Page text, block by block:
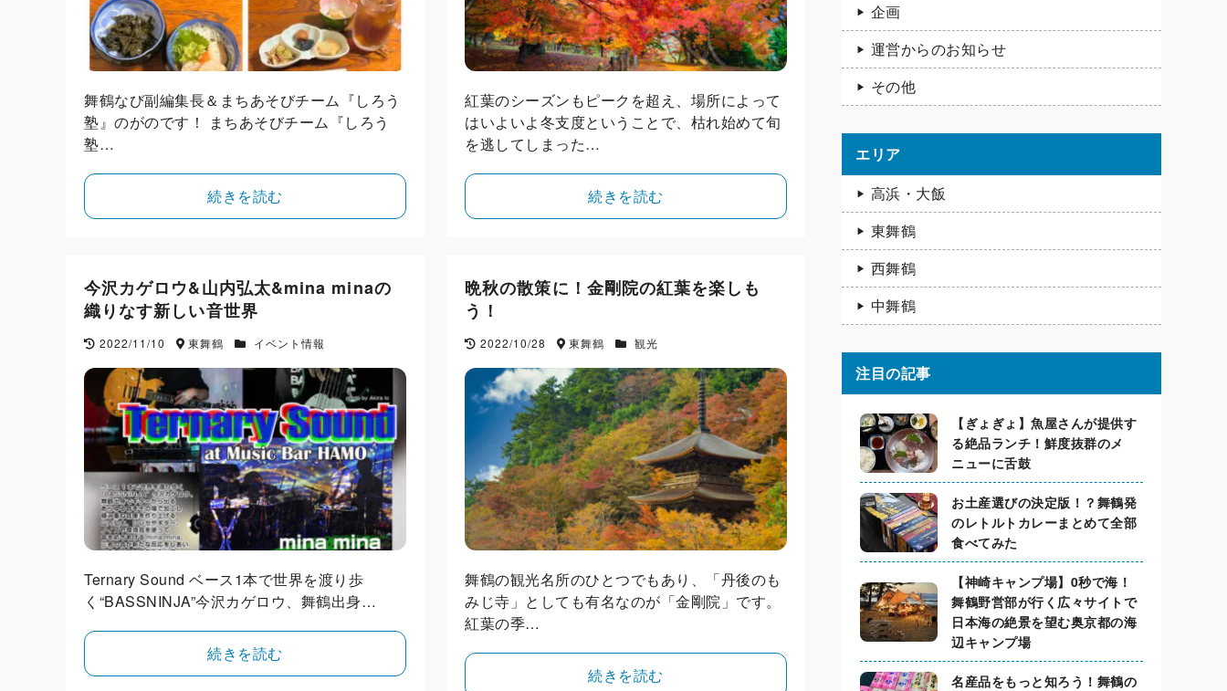
舞鶴なび副編集長＆まちあそびチーム『しろう
塾』のがのです！ まちあそびチーム『しろう
塾…
続きを読む
紅葉のシーズンもピークを超え、場所によって
はいよいよ冬支度ということで、枯れ始めて旬
を逃してしまった…
続きを読む
今沢カゲロウ&山内弘太&mina minaの
織りなす新しい音世界
2022/11/10 東舞鶴 イベント情報
Ternary Sound ベース1本で世界を渡り歩
く“BASSNINJA”今沢カゲロウ、舞鶴出身…
続きを読む
晩秋の散策に！金剛院の紅葉を楽しも
う！
2022/10/28 東舞鶴 観光
舞鶴の観光名所のひとつでもあり、「丹後のも
みじ寺」としても有名なのが「金剛院」です。
紅葉の季…
続きを読む
企画
運営からのお知らせ
その他
エリア
高浜・大飯
東舞鶴
西舞鶴
中舞鶴
注目の記事
【ぎょぎょ】魚屋さんが提供す
る絶品ランチ！鮮度抜群のメ
ニューに舌鼓
お土産選びの決定版！？舞鶴発
のレトルトカレーまとめて全部
食べてみた
【神崎キャンプ場】0秒で海！
舞鶴野営部が行く広々サイトで
日本海の絶景を望む奥京都の海
辺キャンプ場
名産品をもっと知ろう！舞鶴の